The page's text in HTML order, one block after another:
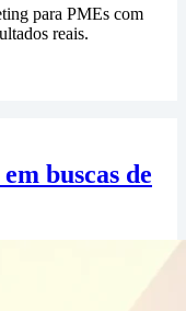
para PMEs com
reais.
buscas de